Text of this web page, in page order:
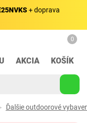
+ doprava
AKCIA
0
KOŠÍK
Ďalšie outdoorové